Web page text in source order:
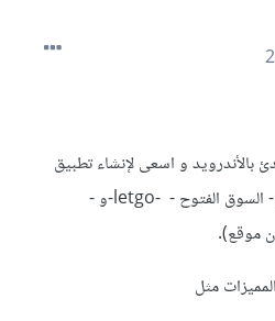
بالأندرويد و اسعى لإنشاء تطبيق
أندرويد للاعلانات المبوبة مثل - السوق الفتوح - -letgo-و -
مثل